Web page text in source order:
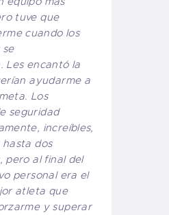
tuve que
cuando los
Les encantó la
ayudarme a
Los
seguridad
increíbles,
hasta dos
pero al final del
personal era el
atleta que
y superar